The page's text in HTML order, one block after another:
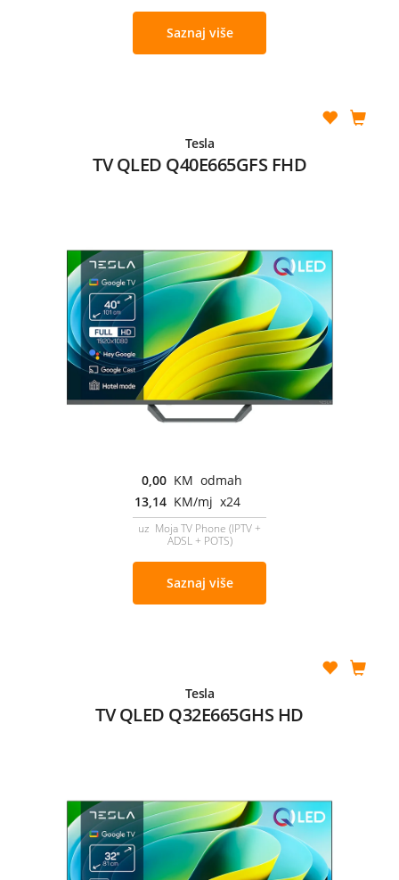
Saznaj više
Tesla
TV QLED Q40E665GFS FHD
0,00 KM odmah
13,14 KM/mj x24
uz Moja TV Phone (IPTV +
ADSL + POTS)
Saznaj više
Tesla
TV QLED Q32E665GHS HD